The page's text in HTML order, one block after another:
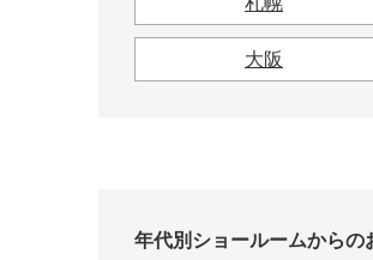
大阪
年代別ショールームからの